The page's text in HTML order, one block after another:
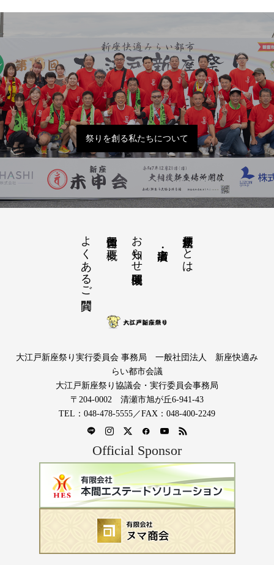
祭りを創る私たちについて
大江戸新座祭りとは
お知らせ開催概要
運営団体と概要
よくあるご質問
大江戸新座祭り実行委員会 事務局 一般社団法人 新座快適み
らい都市会議
大江戸新座祭り協議会・実行委員会事務局
〒204-0002 清瀬市旭が丘6-941-43
TEL：048-478-5555／FAX：048-400-2249
Official Sponsor